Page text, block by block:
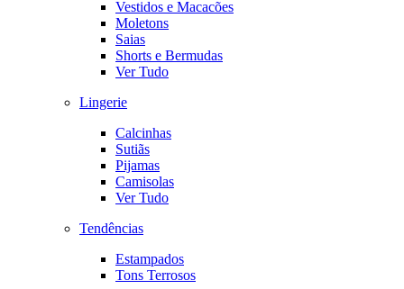
Vestidos e Macacões
Moletons
Saias
Shorts e Bermudas
Ver Tudo
Lingerie
Calcinhas
Sutiãs
Pijamas
Camisolas
Ver Tudo
Tendências
Estampados
Tons Terrosos